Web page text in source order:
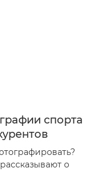
спорта
о